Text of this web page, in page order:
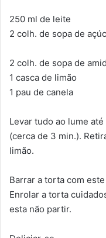
250 ml de leite
2 colh. de sopa de
2 colh. de sopa de
1 casca de limão
1 pau de canela
Levar tudo ao lume
(cerca de 3 min.).
limão.
Barrar a torta com
Enrolar a torta
esta não partir.